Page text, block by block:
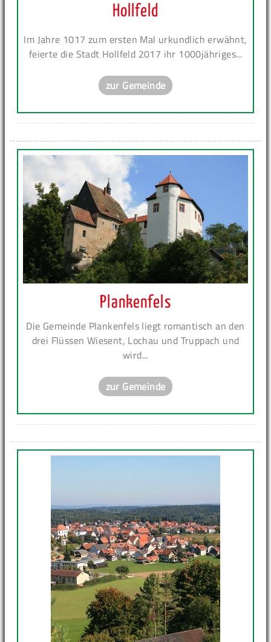
Hollfeld
Im Jahre 1017 zum ersten Mal urkundlich erwähnt,
feierte die Stadt Hollfeld 2017 ihr 1000jähriges...
zur Gemeinde
Plankenfels
Die Gemeinde Plankenfels liegt romantisch an den
drei Flüssen Wiesent, Lochau und Truppach und
wird...
zur Gemeinde